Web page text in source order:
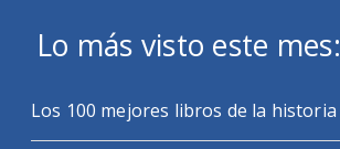
Lo más visto este mes:
Los 100 mejores libros de la historia